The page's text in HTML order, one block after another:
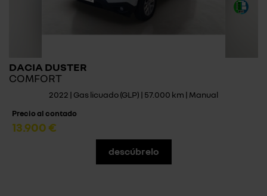
DACIA DUSTER
COMFORT
2022 | Gas licuado (GLP) | 57.000 km | Manual
Precio al contado
13.900 €
descúbrelo